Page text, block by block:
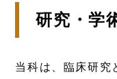
研究・学
当科は、臨床研究